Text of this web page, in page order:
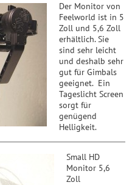
Der Monitor von
Feelworld ist in 5
Zoll und 5,6 Zoll
erhältlich. Sie
sind sehr leicht
und deshalb sehr
gut für Gimbals
geeignet. Ein
Tageslicht Screen
sorgt für
genügend
Helligkeit.
Small HD
Monitor 5,6
Zoll